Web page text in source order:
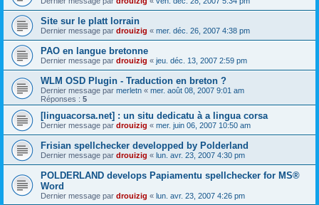
Site sur le platt lorrain
Dernier message par drouizig « mer. déc. 26, 2007 4:38 pm
PAO en langue bretonne
Dernier message par drouizig « jeu. déc. 13, 2007 2:59 pm
WLM OSD Plugin - Traduction en breton ?
Dernier message par merletn « mer. août 08, 2007 9:01 am
Réponses : 5
[linguacorsa.net] : un situ dedicatu à a lingua corsa
Dernier message par drouizig « mer. juin 06, 2007 10:50 am
Frisian spellchecker developped by Polderland
Dernier message par drouizig « lun. avr. 23, 2007 4:30 pm
POLDERLAND develops Papiamentu spellchecker for MS®
Word
Dernier message par drouizig « lun. avr. 23, 2007 4:26 pm